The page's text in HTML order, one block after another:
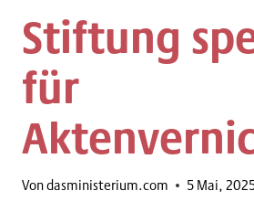
Stiftung
für
Vondasministerium.com 5 Mai,